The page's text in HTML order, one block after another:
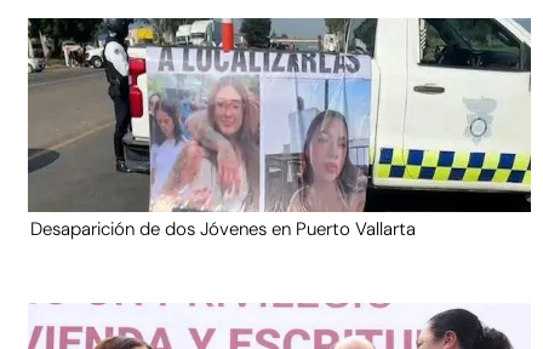
Desaparición de dos Jóvenes en Puerto Vallarta